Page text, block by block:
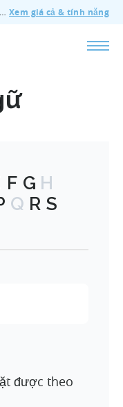
🔥 Truy cập đầy đủ Tenjin với giá $200/tháng — bao gồm tất cả tính năng, không cần gói bổ sung, hủy bất cứ lúc nào. Xem giá cả & tính năng
F G H
Q R S
được theo